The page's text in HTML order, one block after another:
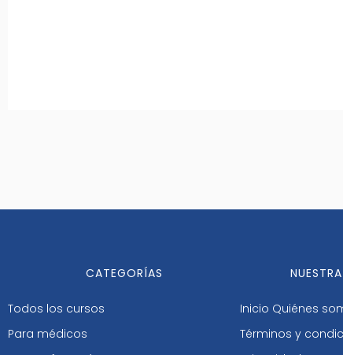
CATEGORÍAS
Todos los cursos
Para médicos
Inicio Quiénes
Términos y